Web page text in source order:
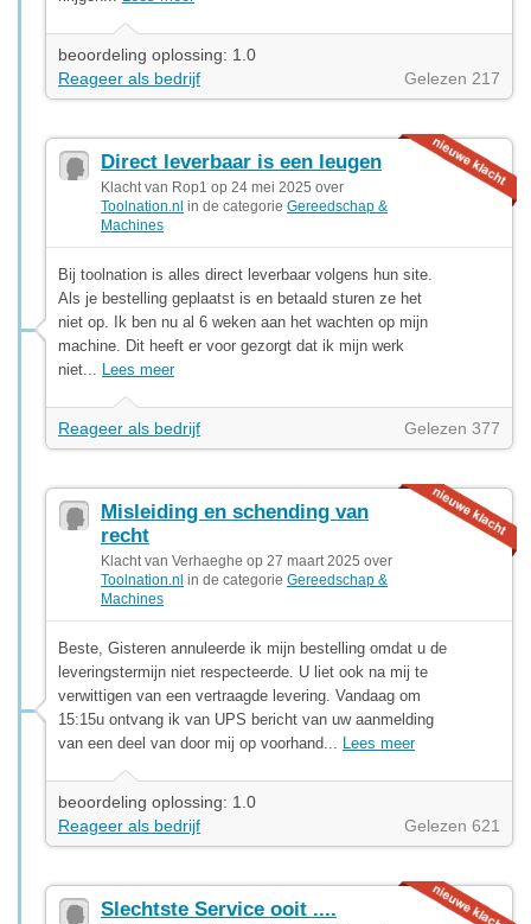
beoordeling oplossing: 1.0
Reageer als bedrijf
Gelezen 217
Direct leverbaar is een leugen
Klacht van Rop1 op 24 mei 2025 over
Toolnation.nl in de categorie Gereedschap &
Machines
Bij toolnation is alles direct leverbaar volgens hun site.
Als je bestelling geplaatst is en betaald sturen ze het
niet op. Ik ben nu al 6 weken aan het wachten op mijn
machine. Dit heeft er voor gezorgt dat ik mijn werk
niet... Lees meer
Reageer als bedrijf Gelezen 377
Misleiding en schending van
recht
Klacht van Verhaeghe op 27 maart 2025 over
Toolnation.nl in de categorie Gereedschap &
Machines
Beste, Gisteren annuleerde ik mijn bestelling omdat u de
leveringstermijn niet respecteerde. U liet ook na mij te
verwittigen van een vertraagde levering. Vandaag om
15:15u ontvang ik van UPS bericht van uw aanmelding
van een deel van door mij op voorhand... Lees meer
beoordeling oplossing: 1.0
Reageer als bedrijf
Gelezen 621
Slechtste Service ooit ....